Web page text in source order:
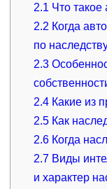
2.1 Что такое
2.2 Когда
по
2.3
2.4 Какие из
2.5 Как
2.6 Когда
2.7 Виды
и характер